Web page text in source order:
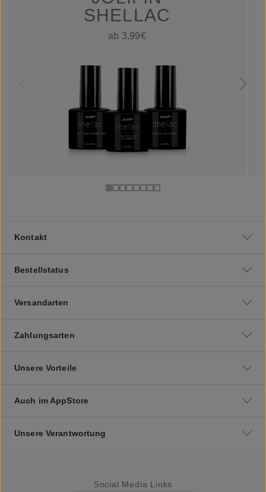
SHELLAC
ab 3,99€
Kontakt
Bestellstatus
Versandarten
Zahlungsarten
Unsere Vorteile
Auch im AppStore
Unsere Verantwortung
Social Media Links